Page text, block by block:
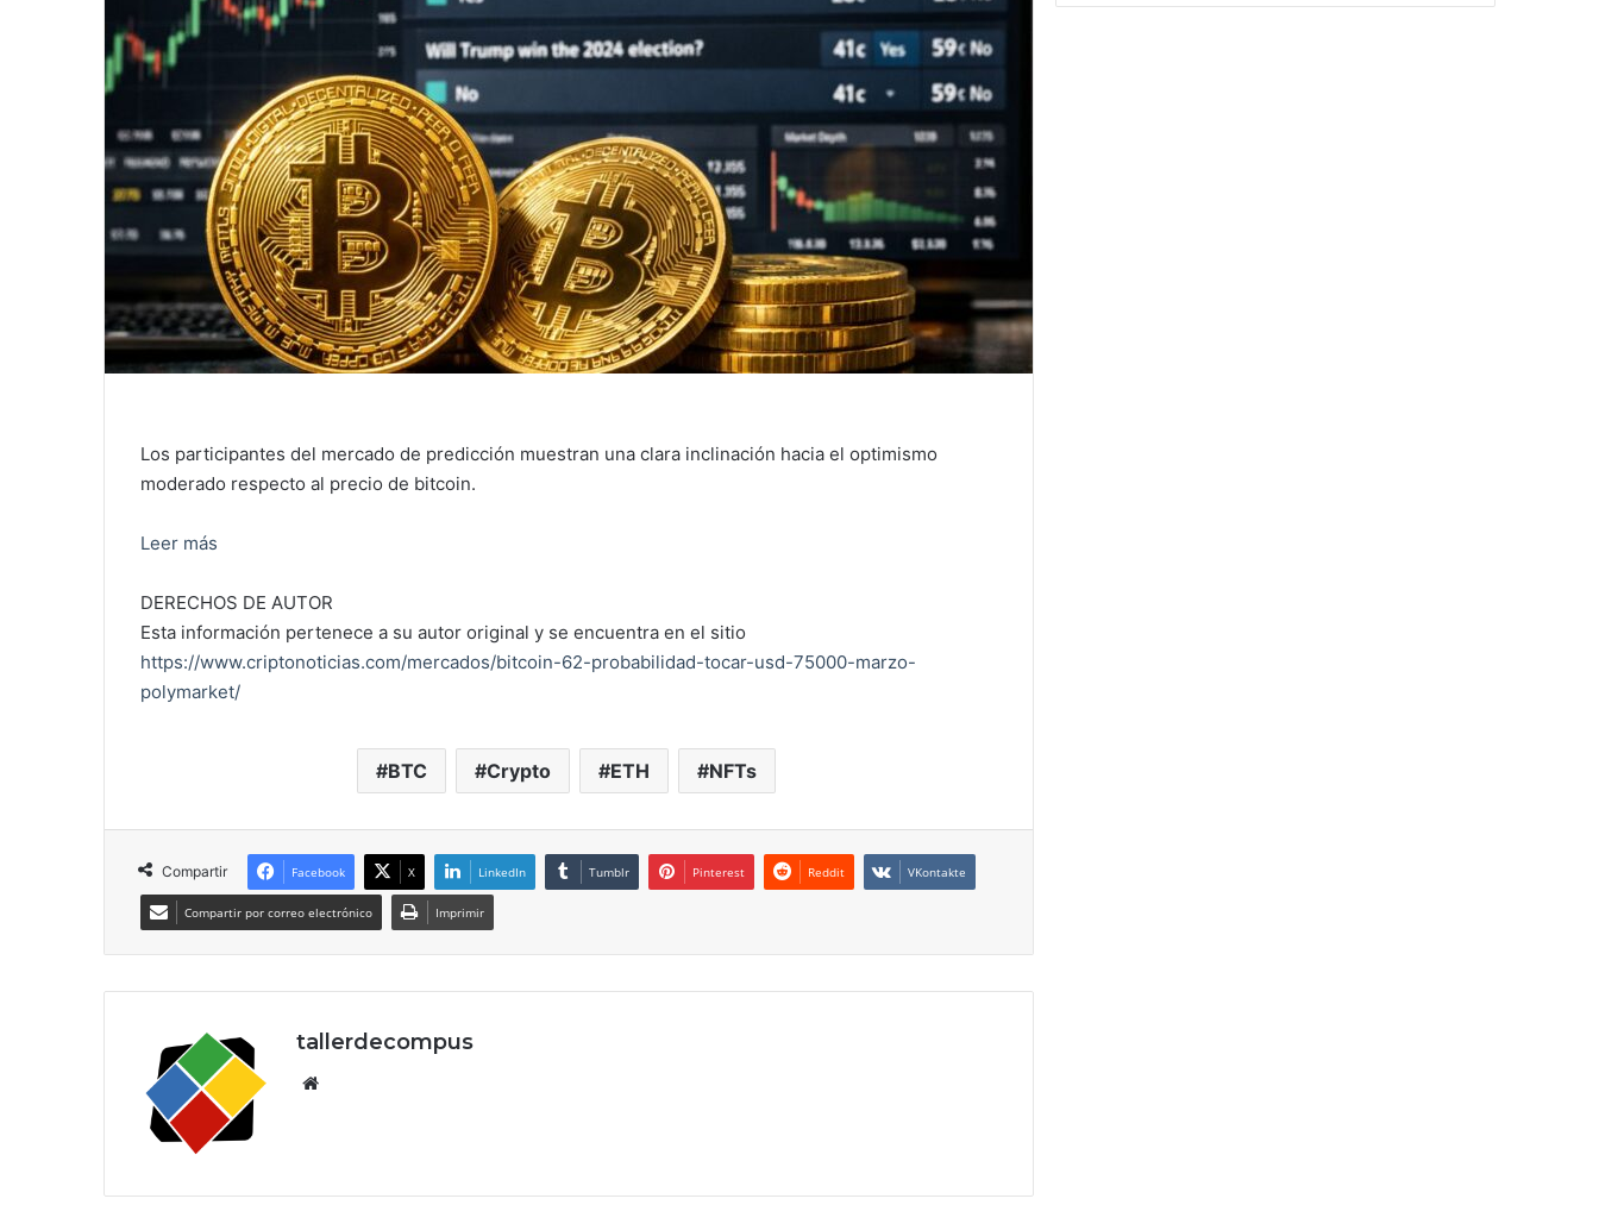
Los participantes del mercado de predicción muestran una clara inclinación hacia el optimismo
moderado respecto al precio de bitcoin.
Leer más
DERECHOS DE AUTOR
Esta información pertenece a su autor original y se encuentra en el sitio
https://www.criptonoticias.com/mercados/bitcoin-62-probabilidad-tocar-usd-75000-marzo-
polymarket/
BTC Crypto ETH NFTs
Compartir Facebook X LinkedIn Tumblr Pinterest Reddit VKontakte
Compartir por correo electrónico Imprimir
tallerdecompus